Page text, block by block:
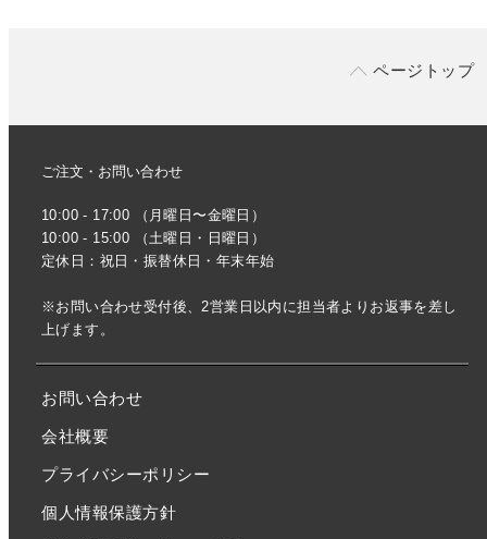
ページトップ
ご注文・お問い合わせ
10:00 - 17:00 （月曜日〜金曜日）
10:00 - 15:00 （土曜日・日曜日）
定休日：祝日・振替休日・年末年始
※お問い合わせ受付後、2営業日以内に担当者よりお返事を差し
上げます。
お問い合わせ
会社概要
プライバシーポリシー
個人情報保護方針